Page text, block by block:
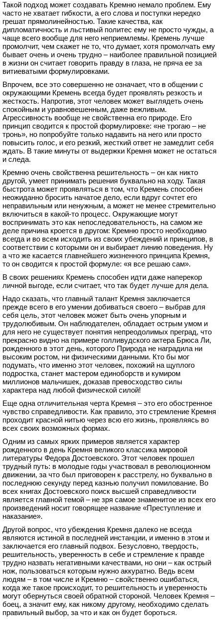
Такой подход может создавать Кремню немало проблем. Ему
часто не хватает гибкости, а его слова и поступки нередко
грешат прямолинейностью. Такие качества, как
дипломатичность и льстивый политес ему не просто чужды, а
чаще всего вообще для него неприемлемы. Кремень лучше
промолчит, чем скажет не то, что думает, хотя промолчать ему
бывает очень и очень трудно – наиболее правильной позицией
в жизни он считает говорить правду в глаза, не пряча ее за
витиеватыми формулировками.
Впрочем, все это совершенно не означает, что в общении с
окружающими Кремень всегда будет проявлять резкость и
жесткость. Напротив, этот человек может выглядеть очень
спокойным и уравновешенным, даже вежливым.
Агрессивность вообще не свойственна его природе. Его
принцип сводится к простой формулировке: «не трогаю – не
тронь», но попробуйте только надавить на него или просто
повысить голос, и его резкий, жесткий ответ не замедлит себя
ждать. В такие минуты от выдержки Кремня может не остаться
и следа.
Кремню очень свойственна решительность – он как никто
другой, умеет принимать решения буквально на ходу. Такая
быстрота может проявляться в том, что Кремень способен
неожиданно бросить начатое дело, если вдруг сочтет его
неправильным или ненужным, а может не менее стремительно
включиться в какой-то процесс. Окружающие могут
воспринимать это как непоследовательность, на самом же
деле причина кроется в другом: Кремню просто необходимо
всегда и во всем исходить из своих убеждений и принципов, в
соответствии с которыми он и выбирает линию поведения. Ну
а что же касается главнейшего жизненного принципа Кремня,
то он сводится к простой формуле: «я все решаю сам».
В своих решениях Кремень способен идти даже наперекор
личной выгоде, если считает, что так будет лучше для дела.
Надо сказать, что главный талант Кремня заключается
прежде всего в его умении добиваться своего – выбрав для
себя цель, этот человек может быть очень упорным и
трудолюбивым. Он наблюдателен, обладает острым умом и
для него не существует понятия непреодолимых преград, что
прекрасно видно на примере голливудского актера Брюса Ли,
рожденного в этот день, которого Природа не наградила ни
высоким ростом, ни физическими данными. Кто бы мог
подумать, что именно этот человек, похожий на щуплого
подростка, станет мастером единоборств и кумиром
миллионов мальчишек, доказав превосходство силы
характера над любой физической силой!
Еще одна отличительная черта Кремня – это его обостренное
чувство справедливости. Как правило, это стремление Кремня
проходит красной нитью через всю его жизнь, проявляясь во
всех своих возможных формах.
Одним из самых ярких примеров является характер
рожденного в день Кремня великого классика мировой
литературы Федора Достоевского. Этот человек прошел
трудный путь: в молодые годы участвовал в революционном
движении, за что был приговорен к расстрелу, но буквально в
последнюю секунду перед казнью получил помилование. Во
всех книгах Достоевского поиск высшей справедливости
является главной темой – не зря самое знаменитое из всех его
произведений носит говорящее название «Преступление и
наказание».
Другой вопрос, что убеждения Кремня далеко не всегда
являются истиной в последней инстанции, и именно в этом и
заключается его главный подвох. Безусловно, твердость,
решительность, уверенность в себе и стремление к правде
трудно назвать негативными качествами, но они – как острый
нож, пользоваться которым нужно аккуратно. Ведь всем
людям – в том числе и Кремню – свойственно ошибаться,
когда же такое происходит, то решительность и уверенность
могут обернуться своей обратной стороной. Человек Кремня –
боец, а значит ему, как никому другому, необходимо сделать
правильный выбор, за что и как он будет бороться.